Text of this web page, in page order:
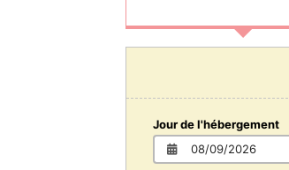
Jour de l'hébergement